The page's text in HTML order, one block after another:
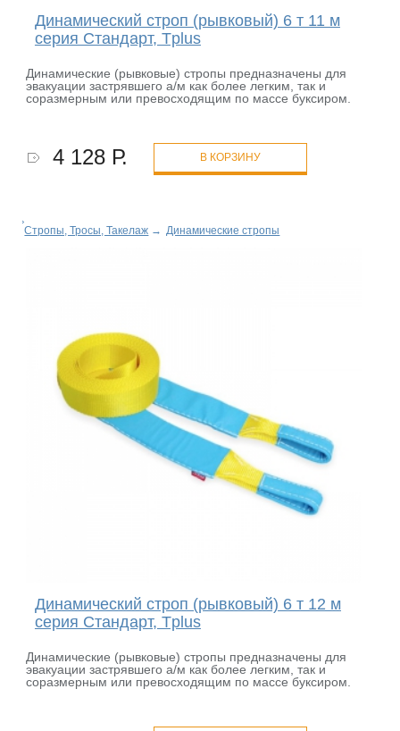
Динамический строп (рывковый) 6 т 11 м
серия Стандарт, Tplus
Динамические (рывковые) стропы предназначены для
эвакуации застрявшего а/м как более легким, так и
соразмерным или превосходящим по массе буксиром.
4 128 Р. В КОРЗИНУ
Стропы, Тросы, Такелаж → Динамические стропы
Динамический строп (рывковый) 6 т 12 м
серия Стандарт, Tplus
Динамические (рывковые) стропы предназначены для
эвакуации застрявшего а/м как более легким, так и
соразмерным или превосходящим по массе буксиром.